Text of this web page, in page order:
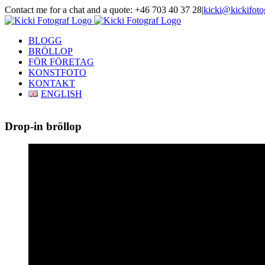
Skip
to
Contact me for a chat and a quote: +46 703 40 37 28|
Instagram
Facebook
BLOGG
BRÖLLOP
FÖR FÖRETAG
KONSTFOTO
KONTAKT
ENGLISH
Drop-in bröllop